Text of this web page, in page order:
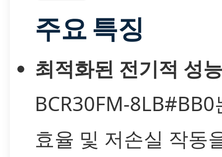
주요 특징
최적화된 전기적 성
BCR30FM-8LB#BB0
효율 및 저손실 작동